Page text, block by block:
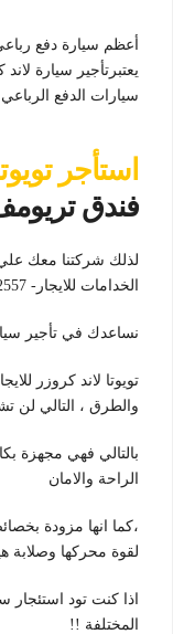
أعظم سيارة دفع رباعي
سيارات الدفع
استأجر
فندق
الخدامات للايجار- 01011322557
نساعدك في تأجير
تويوتا لاند كروزر
والطرق ، التالي لن
بالتالي فهي مجهزة
الراحة والامان
،كما انها مزودة
لقوة محركها وصلابة
اذا كنت تود
المختلفة !!